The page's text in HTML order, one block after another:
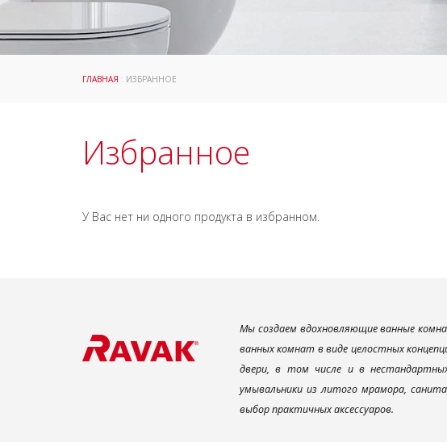
ГЛАВНАЯ : ИЗБРАННОЕ
Избранное
У Вас нет ни одного продукта в избранном.
Мы создаем вдохновляющие ванные
ванных комнат в виде целостных
двери, в том числе и в
умывальники из литого мрамора,
выбор практичных аксессуаров.